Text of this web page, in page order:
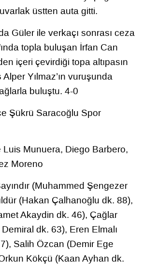
üstten auta gitti.
Güler ile verkaçı sonrası ceza
topla buluşan İrfan Can
içeri çevirdiği topa altıpasın
Yılmaz’ın vuruşunda
buluştu. 4-0
Şükrü Saracoğlu Spor
Luis Munuera, Diego Barbero,
Moreno
(Muhammed Şengezer
(Hakan Çalhanoğlu dk. 88),
Akaydin dk. 46), Çağlar
dk. 63), Eren Elmalı
Salih Özcan (Demir Ege
Kökçü (Kaan Ayhan dk.